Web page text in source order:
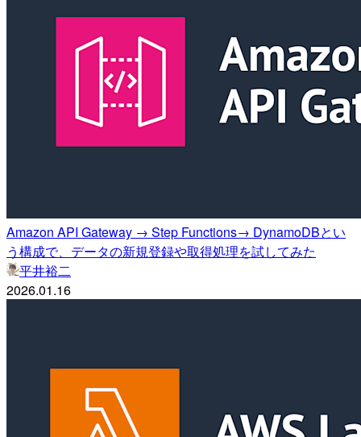
Amazon API Gateway → Step Functions→ DynamoDBとい
う構成で、データの新規登録や取得処理を試してみた
平井裕二
2026.01.16